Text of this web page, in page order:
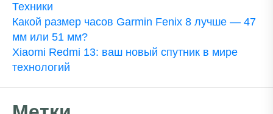
Техники
Какой размер часов Garmin Fenix 8 лучше — 47
мм или 51 мм?
Xiaomi Redmi 13: ваш новый спутник в мире
технологий